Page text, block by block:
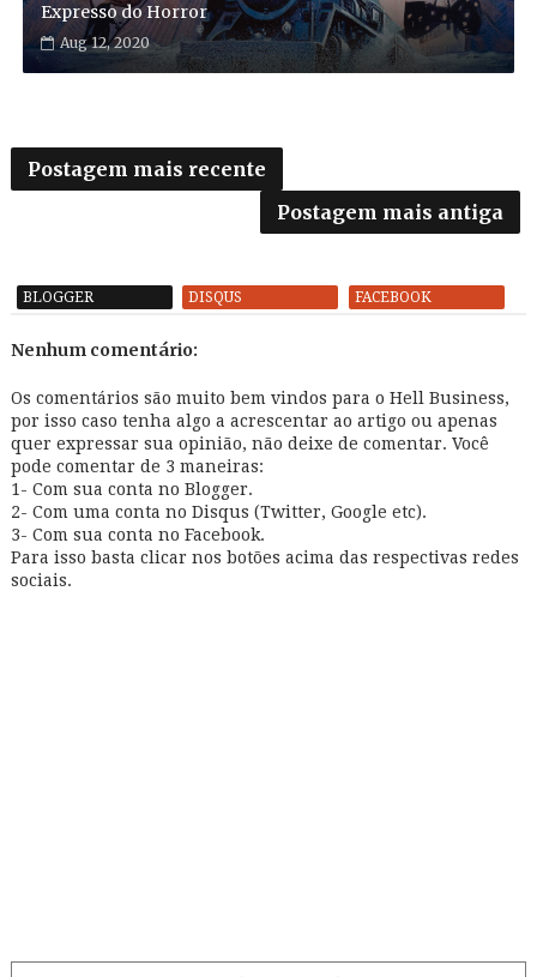
Expresso do Horror
Aug 12, 2020
Postagem mais recente
Postagem mais antiga
BLOGGER DISQUS FACEBOOK
Nenhum comentário:
Os comentários são muito bem vindos para o Hell Business,
por isso caso tenha algo a acrescentar ao artigo ou apenas
quer expressar sua opinião, não deixe de comentar. Você
pode comentar de 3 maneiras:
1- Com sua conta no Blogger.
2- Com uma conta no Disqus (Twitter, Google etc).
3- Com sua conta no Facebook.
Para isso basta clicar nos botões acima das respectivas redes
sociais.